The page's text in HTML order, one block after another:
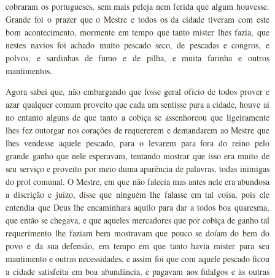
cobraram os portugueses, sem mais peleja nem ferida que algum houvesse.
Grande foi o prazer que o Mestre e todos os da cidade tiveram com este
bom acontecimento, mormente em tempo que tanto mister lhes fazia, que
nestes navios foi achado muito pescado seco, de pescadas e congros, e
polvos, e sardinhas de fumo e de pilha, e muita farinha e outros
mantimentos.
Agora sabei que, não embargando que fosse geral ofício de todos prover e
azar qualquer comum proveito que cada um sentisse para a cidade, houve aí
no entanto alguns de que tanto a cobiça se assenhoreou que ligeiramente
lhes fez outorgar nos corações de requererem e demandarem ao Mestre que
lhes vendesse aquele pescado, para o levarem para fora do reino pelo
grande ganho que nele esperavam, tentando mostrar que isso era muito de
seu serviço e proveito por meio duma aparência de palavras, todas inimigas
do prol comunal. O Mestre, em que não falecia mas antes nele era abundosa
a discrição e juízo, disse que ninguém lhe falasse em tal coisa, pois ele
entendia que Deus lhe encaminhara aquilo para dar a todos boa quaresma,
que então se chegava, e que aqueles mercadores que por cobiça de ganho tal
requerimento lhe faziam bem mostravam que pouco se doíam do bem do
povo e da sua defensão, em tempo em que tanto havia mister para seu
mantimento e outras necessidades, e assim foi que com aquele pescado ficou
a cidade satisfeita em boa abundância, e pagavam aos fidalgos e às outras